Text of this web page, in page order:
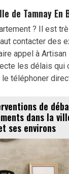
de Tamnay En
? Il est
contacter des
appel à
les délais qui
téléphoner
de
dans la
ses environs